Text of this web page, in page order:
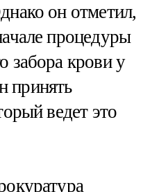
он отметил,
процедуры
забора крови у
ведет это